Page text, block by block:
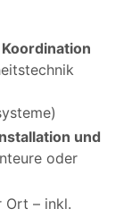
und
oder
Ort – inkl.